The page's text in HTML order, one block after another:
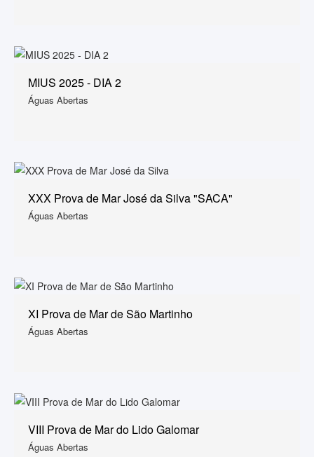
MIUS 2025 - DIA 2
Águas Abertas
XXX Prova de Mar José da Silva "SACA"
Águas Abertas
XI Prova de Mar de São Martinho
Águas Abertas
VIII Prova de Mar do Lido Galomar
Águas Abertas